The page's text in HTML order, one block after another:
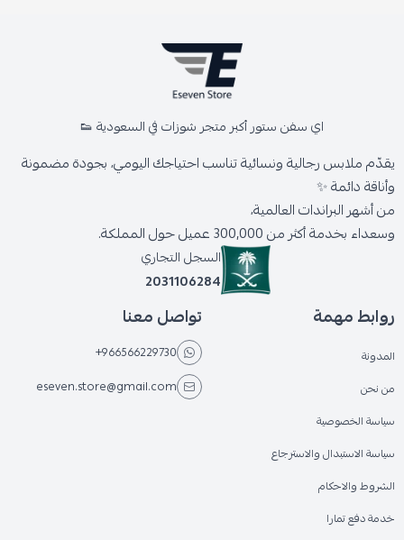
اي سفن ستور أكبر متجر شوزات في السعودية 👟
يقدّم ملابس رجالية ونسائية تناسب احتياجك اليومي، بجودة مضمونة
وأناقة دائمة ✨
من أشهر البراندات العالمية،
وسعداء بخدمة أكثر من 300,000 عميل حول المملكة.
السجل التجاري
2031106284
روابط مهمة
المدونة
من نحن
سياسة الخصوصية
سياسة الاستبدال والاسترجاع
الشروط والاحكام
خدمة دفع تمارا
تواصل معنا
+966566229730
eseven.store@gmail.com